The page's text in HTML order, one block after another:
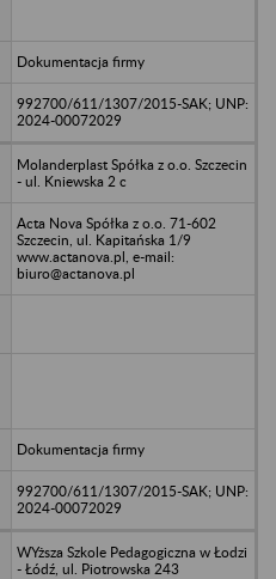
Dokumentacja firmy
992700/611/1307/2015-SAK; UNP:
2024-00072029
Molanderplast Spółka z o.o. Szczecin
- ul. Kniewska 2 c
Acta Nova Spółka z o.o. 71-602
Szczecin, ul. Kapitańska 1/9
www.actanova.pl, e-mail:
biuro@actanova.pl
Dokumentacja firmy
992700/611/1307/2015-SAK; UNP:
2024-00072029
WYższa Szkole Pedagogiczna w Łodzi
- Łódź, ul. Piotrowska 243